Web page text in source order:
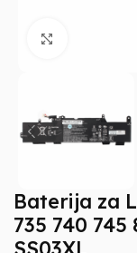
Baterija za
735 740 745